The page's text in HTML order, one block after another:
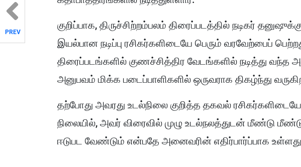
குறிப்பாக, திருச்சிற்றம்பலம் திரைப்படத்தில் நடிகர்
இயல்பான நடிப்பு ரசிகர்களிடையே பெரும் வரவேற்பைப்
திரைப்படங்களில் குணச்சித்திர வேடங்களில் நடித்து வந்த
அனுபவம் மிக்க படைப்பாளிகளில் ஒருவராக திகழ்ந்து
தற்போது அவரது உடல்நிலை குறித்த தகவல்
நிலையில், அவர் விரைவில் முழு உடல்நலத்துடன் மீண்டு
ஈடுபட வேண்டும் என்பதே அனைவரின் எதிர்பார்ப்பாக
PREV